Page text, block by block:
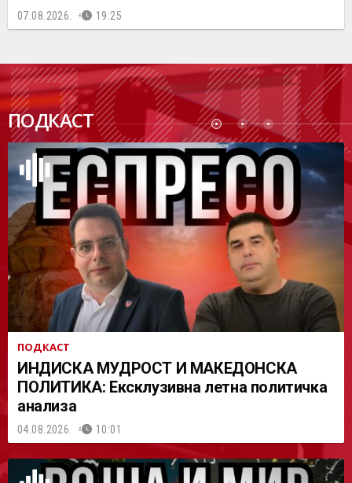
07.08.2026. 19:25
ПОДКАСТ
ПОДК
АСТ
ПОДКАСТ
ИНДИСКА МУДРОСТ И МАКЕДОНСКА
ПОЛИТИКА: Ексклузивна летна политичка
анализа
04.08.2026. 10:01